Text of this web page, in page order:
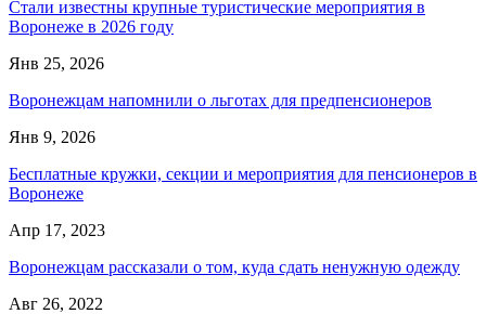
Стали известны крупные туристические мероприятия в
Воронеже в 2026 году
Янв 25, 2026
Воронежцам напомнили о льготах для предпенсионеров
Янв 9, 2026
Бесплатные кружки, секции и мероприятия для пенсионеров в
Воронеже
Апр 17, 2023
Воронежцам рассказали о том, куда сдать ненужную одежду
Авг 26, 2022